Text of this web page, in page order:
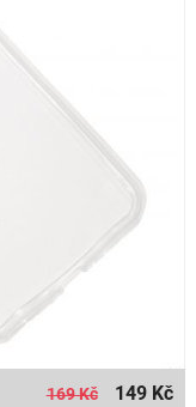
169 Kč 149 Kč